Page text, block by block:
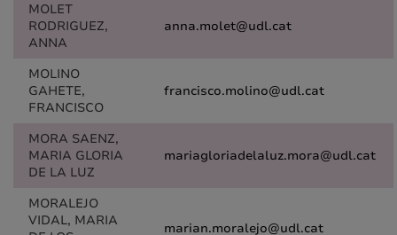
MOLET
RODRIGUEZ,
ANNA
anna.molet@udl.cat
MOLINO
GAHETE,
FRANCISCO
francisco.molino@udl.cat
MORA SAENZ,
MARIA GLORIA
DE LA LUZ
mariagloriadelaluz.mora@udl.cat
MORALEJO
VIDAL, MARIA
marian.moralejo@udl.cat